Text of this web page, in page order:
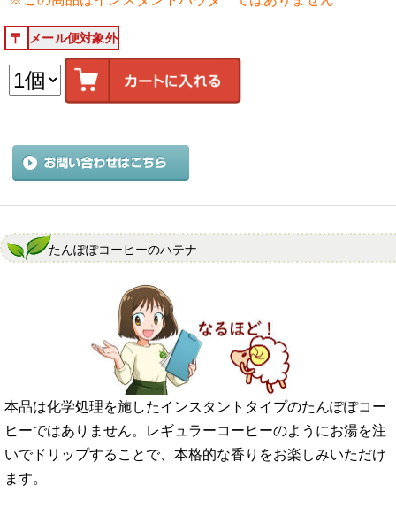
メール便対象外
たんぽぽコーヒーのハテナ
本品は化学処理を施したインスタントタイプのたんぽぽコー
ヒーではありません。レギュラーコーヒーのようにお湯を注
いでドリップすることで、本格的な香りをお楽しみいただけ
ます。